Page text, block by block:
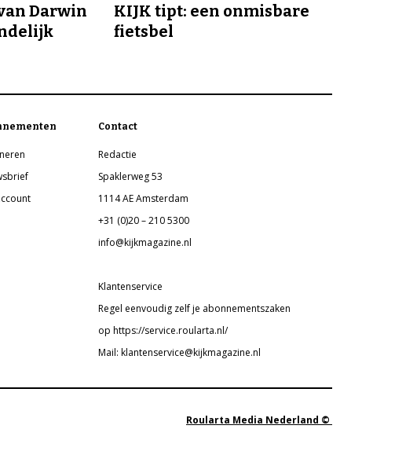
Darwin
KIJK tipt: een onmisbare
fietsbel
Contact
Redactie
Spaklerweg 53
1114 AE Amsterdam
+31 (0)20 – 210 5300
info@kijkmagazine.nl
Klantenservice
Regel eenvoudig zelf je abonnementszaken
op https://service.roularta.nl/
Mail: klantenservice@kijkmagazine.nl
Roularta Media Nederland ©